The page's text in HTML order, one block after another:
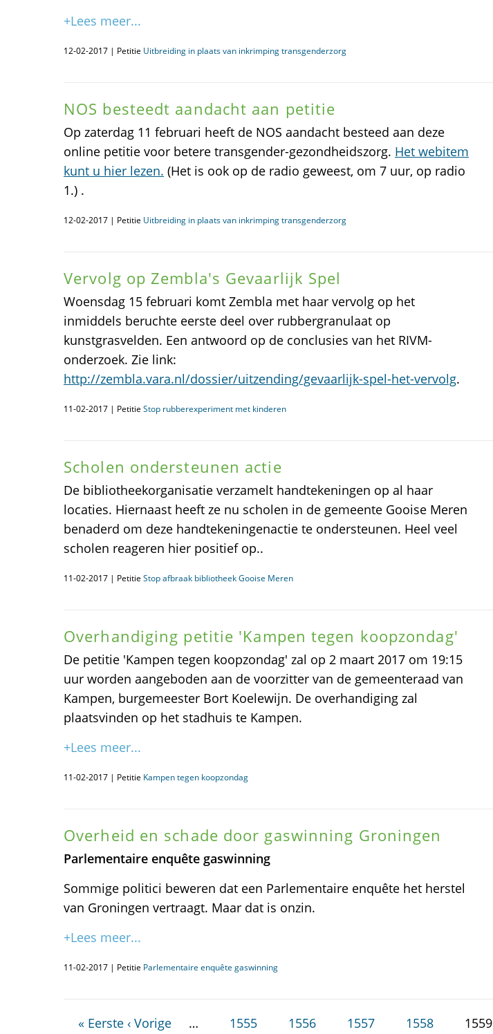
+Lees meer...
12-02-2017 | Petitie Uitbreiding in plaats van inkrimping transgenderzorg
NOS besteedt aandacht aan petitie
Op zaterdag 11 februari heeft de NOS aandacht besteed aan deze
online petitie voor betere transgender-gezondheidszorg. Het webitem
kunt u hier lezen. (Het is ook op de radio geweest, om 7 uur, op radio
1.) .
12-02-2017 | Petitie Uitbreiding in plaats van inkrimping transgenderzorg
Vervolg op Zembla's Gevaarlijk Spel
Woensdag 15 februari komt Zembla met haar vervolg op het
inmiddels beruchte eerste deel over rubbergranulaat op
kunstgrasvelden. Een antwoord op de conclusies van het RIVM-
onderzoek. Zie link:
http://zembla.vara.nl/dossier/uitzending/gevaarlijk-spel-het-vervolg.
11-02-2017 | Petitie Stop rubberexperiment met kinderen
Scholen ondersteunen actie
De bibliotheekorganisatie verzamelt handtekeningen op al haar
locaties. Hiernaast heeft ze nu scholen in de gemeente Gooise Meren
benaderd om deze handtekeningenactie te ondersteunen. Heel veel
scholen reageren hier positief op..
11-02-2017 | Petitie Stop afbraak bibliotheek Gooise Meren
Overhandiging petitie 'Kampen tegen koopzondag'
De petitie 'Kampen tegen koopzondag' zal op 2 maart 2017 om 19:15
uur worden aangeboden aan de voorzitter van de gemeenteraad van
Kampen, burgemeester Bort Koelewijn. De overhandiging zal
plaatsvinden op het stadhuis te Kampen.
+Lees meer...
11-02-2017 | Petitie Kampen tegen koopzondag
Overheid en schade door gaswinning Groningen
Parlementaire enquête gaswinning
Sommige politici beweren dat een Parlementaire enquête het herstel
van Groningen vertraagt. Maar dat is onzin.
+Lees meer...
11-02-2017 | Petitie Parlementaire enquête gaswinning
« Eerste ‹ Vorige … 1555 1556 1557 1558 1559